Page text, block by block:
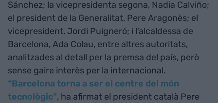
Sánchez; la vicepresidenta segona, Nadia Calviño;
el president de la Generalitat, Pere Aragonès; el
vicepresident, Jordi Puigneró; i l'alcaldessa de
Barcelona, Ada Colau, entre altres autoritats,
analitzades al detall per la premsa del país, però
sense gaire interès per la internacional.
“Barcelona torna a ser el centre del món
tecnològic", ha afirmat el president català Pere